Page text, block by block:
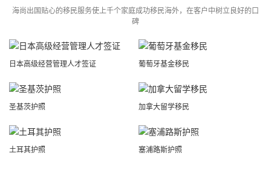
海尚出国贴心的移民服务使上千个家庭成功移民海外，在客户中树立良好的口
碑
日本高级经营管理人才签证 葡萄牙基金移民
圣基茨护照 加拿大留学移民
土耳其护照 塞浦路斯护照